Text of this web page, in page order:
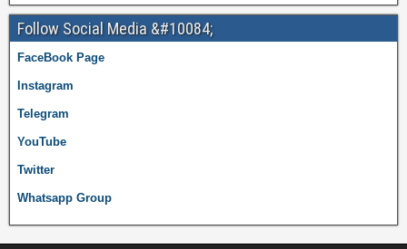
Follow Social Media &#10084;
FaceBook Page
Instagram
Telegram
YouTube
Twitter
Whatsapp Group